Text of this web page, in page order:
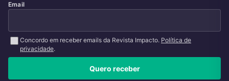
Email
Concordo em receber emails da Revista Impacto. Política de
privacidade.
Quero receber